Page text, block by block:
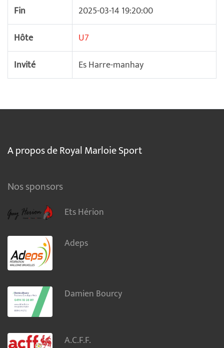
Fin
2025-03-14 19:20:00
Hôte
U7
Invité
Es Harre-manhay
A propos de Royal Marloie Sport
Nos sponsors
Ets Hérion
Adeps
Damien Bourcy
A.C.F.F.